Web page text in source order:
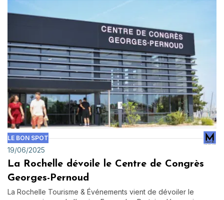
LE BON SPOT
19/06/2025
La Rochelle dévoile le Centre de Congrès
Georges-Pernoud
La Rochelle Tourisme & Événements vient de dévoiler le